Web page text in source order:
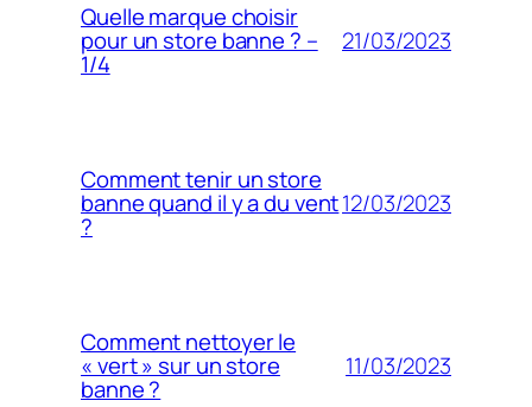
Quelle marque choisir
pour un store banne ? –
1/4
21/03/2023
Comment tenir un store
banne quand il y a du vent
?
12/03/2023
Comment nettoyer le
« vert » sur un store
banne ?
11/03/2023